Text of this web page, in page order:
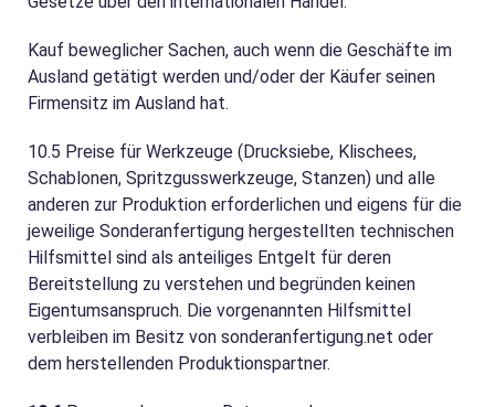
Kauf beweglicher Sachen, auch wenn die Geschäfte im
Ausland getätigt werden und/oder der Käufer seinen
Firmensitz im Ausland hat.
10.5 Preise für Werkzeuge (Drucksiebe, Klischees,
Schablonen, Spritzgusswerkzeuge, Stanzen) und alle
anderen zur Produktion erforderlichen und eigens für die
jeweilige Sonderanfertigung hergestellten technischen
Hilfsmittel sind als anteiliges Entgelt für deren
Bereitstellung zu verstehen und begründen keinen
Eigentumsanspruch. Die vorgenannten Hilfsmittel
verbleiben im Besitz von sonderanfertigung.net oder
dem herstellenden Produktionspartner.